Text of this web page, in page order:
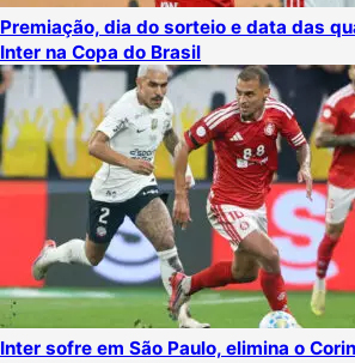
Premiação, dia do sorteio e data das
Inter na Copa do Brasil
Inter sofre em São Paulo, elimina o